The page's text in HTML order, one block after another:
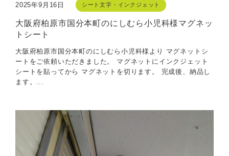
2025年9月16日 シート文字・インクジェット
大阪府柏原市国分本町のにしむら小児科様マグネッ
トシート
大阪府柏原市国分本町のにしむら小児科様より マグネットシ
ートをご依頼いただきました。 マグネットにインクジェット
シートを貼ってから マグネットを切ります。 完成後、納品し
ます。...